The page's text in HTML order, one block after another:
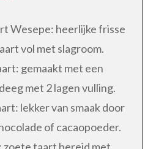
Wesepe: heerlijke frisse
vol met slagroom.
gemaakt met een
met 2 lagen vulling.
lekker van smaak door
of cacaopoeder.